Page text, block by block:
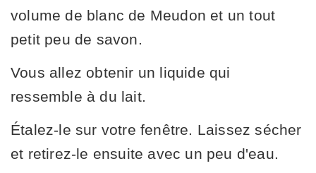
volume de blanc de Meudon et un tout
petit peu de savon.
Vous allez obtenir un liquide qui
ressemble à du lait.
Étalez-le sur votre fenêtre. Laissez sécher
et retirez-le ensuite avec un peu d'eau.